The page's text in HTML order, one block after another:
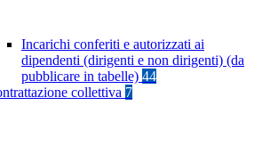
Incarichi conferiti e autorizzati ai
dipendenti (dirigenti e non dirigenti) (da
pubblicare in tabelle) 44
collettiva 7